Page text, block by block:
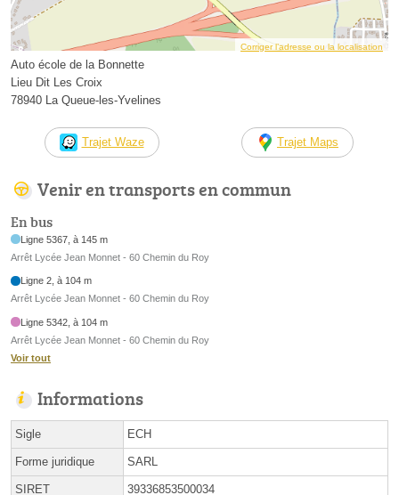
Corriger l’adresse ou la localisation
Auto école de la Bonnette
Lieu Dit Les Croix
78940 La Queue-les-Yvelines
Trajet Waze Trajet Maps
Venir en transports en commun
En bus
Ligne 5367, à 145 m
Arrêt Lycée Jean Monnet - 60 Chemin du Roy
Ligne 2, à 104 m
Arrêt Lycée Jean Monnet - 60 Chemin du Roy
Ligne 5342, à 104 m
Arrêt Lycée Jean Monnet - 60 Chemin du Roy
Voir tout
Informations
Sigle ECH
Forme juridique SARL
SIRET 39336853500034